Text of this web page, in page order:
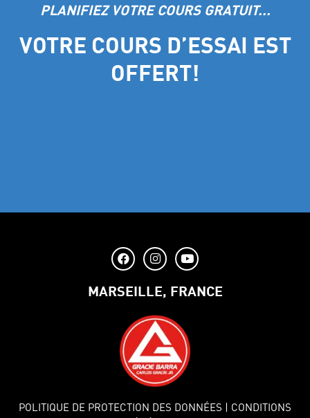
PLANIFIEZ VOTRE COURS GRATUIT...
VOTRE COURS D’ESSAI EST
OFFERT!
MARSEILLE, FRANCE
POLITIQUE DE PROTECTION DES DONNÉES | CONDITIONS